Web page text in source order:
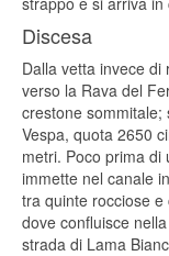
Discesa
Dalla vetta invece
verso la Rava del
crestone sommitale;
Vespa, quota 2650
metri. Poco prima di
immette nel canale
tra quinte rocciose
dove confluisce
strada di Lama